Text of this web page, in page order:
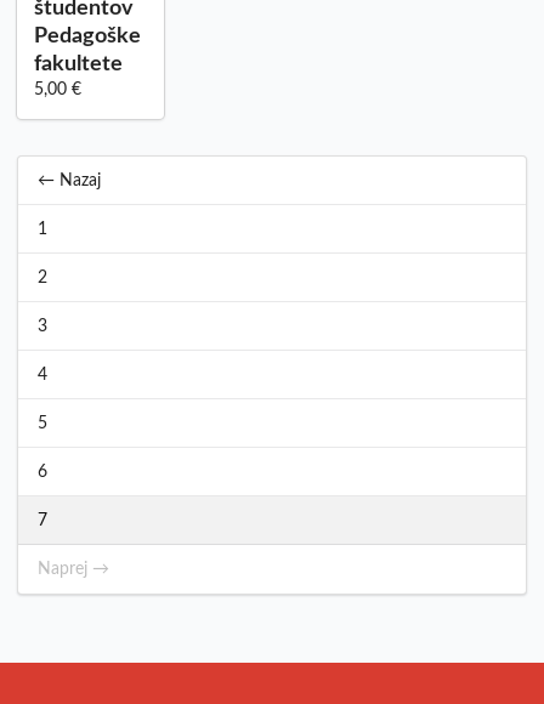
študentov
Pedagoške
fakultete
5,00 €
← Nazaj
1
2
3
4
5
6
7
Naprej →